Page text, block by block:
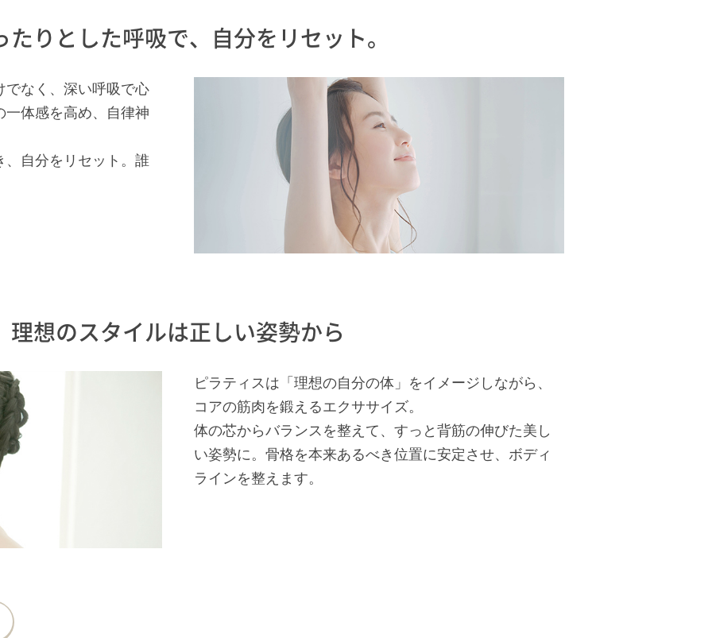
たりとした呼吸で、自分をリセット。
でなく、深い呼吸で心
一体感を高め、自律神
、自分をリセット。誰
理想のスタイルは正しい姿勢から
ピラティスは「理想の自分の体」をイメージしながら、
コアの筋肉を鍛えるエクササイズ。
体の芯からバランスを整えて、すっと背筋の伸びた美し
い姿勢に。骨格を本来あるべき位置に安定させ、ボディ
ラインを整えます。